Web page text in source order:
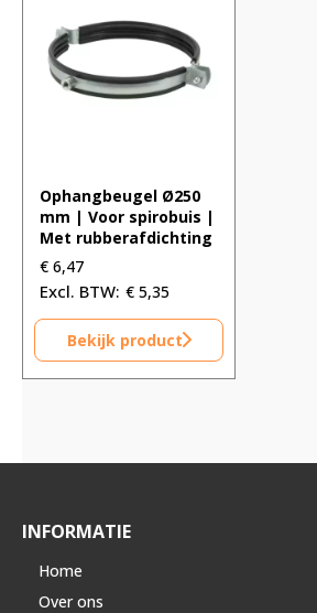
Ophangbeugel Ø250
mm | Voor spirobuis |
Met rubberafdichting
€ 6,47
€ 5,35
Bekijk product
INFORMATIE
Home
Over ons